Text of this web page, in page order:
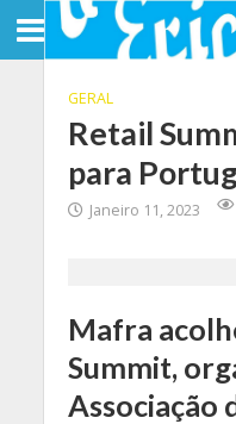
GERAL
Retail
para
Janeiro 11, 2023
Mafra
Summit,
Associação